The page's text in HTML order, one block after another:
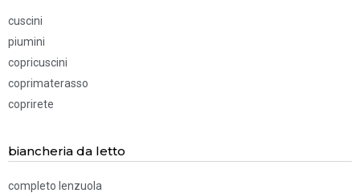
cuscini
piumini
copricuscini
coprimaterasso
coprirete
biancheria da letto
completo lenzuola